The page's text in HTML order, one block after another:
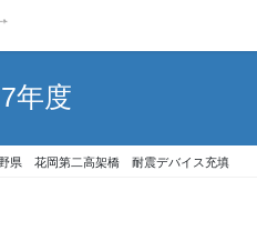
年度
県 花岡第二高架橋 耐震デバイス充填